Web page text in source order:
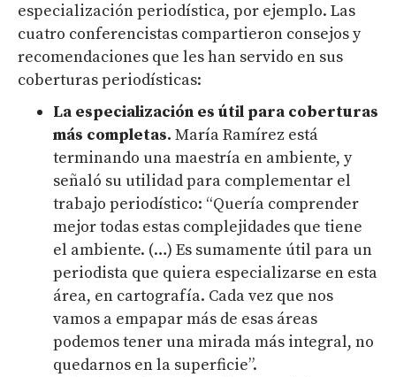
especialización periodística, por ejemplo. Las
cuatro conferencistas compartieron consejos y
recomendaciones que les han servido en sus
coberturas periodísticas:
La especialización es útil para coberturas
más completas. María Ramírez está
terminando una maestría en ambiente, y
señaló su utilidad para complementar el
trabajo periodístico: “Quería comprender
mejor todas estas complejidades que tiene
el ambiente. (…) Es sumamente útil para un
periodista que quiera especializarse en esta
área, en cartografía. Cada vez que nos
vamos a empapar más de esas áreas
podemos tener una mirada más integral, no
quedarnos en la superficie”.